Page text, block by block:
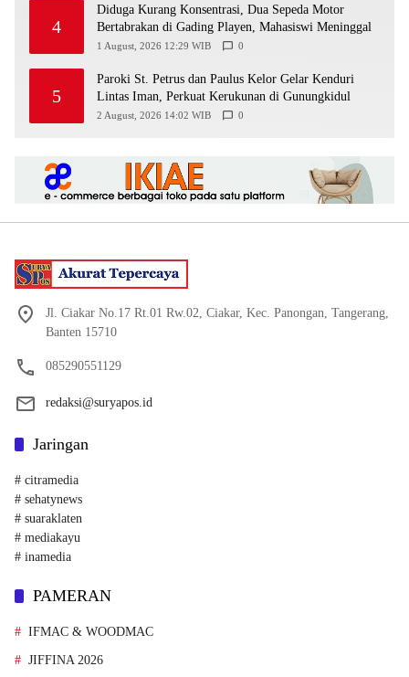
4
Diduga Kurang Konsentrasi, Dua Sepeda Motor
Bertabrakan di Gading Playen, Mahasiswi Meninggal
1 August, 2026 12:29 WIB 0
5
Paroki St. Petrus dan Paulus Kelor Gelar Kenduri
Lintas Iman, Perkuat Kerukunan di Gunungkidul
2 August, 2026 14:02 WIB 0
Jl. Ciakar No.17 Rt.01 Rw.02, Ciakar, Kec. Panongan, Tangerang,
Banten 15710
085290551129
redaksi@suryapos.id
Jaringan
# citramedia
# sehatynews
# suaraklaten
# mediakayu
# inamedia
PAMERAN
IFMAC & WOODMAC
JIFFINA 2026